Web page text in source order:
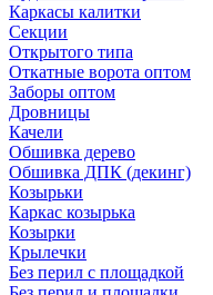
Каркасы калитки
Секции
Открытого типа
Откатные ворота оптом
Заборы оптом
Дровницы
Качели
Обшивка дерево
Обшивка ДПК (декинг)
Козырьки
Каркас козырька
Козырки
Крылечки
Без перил с площадкой